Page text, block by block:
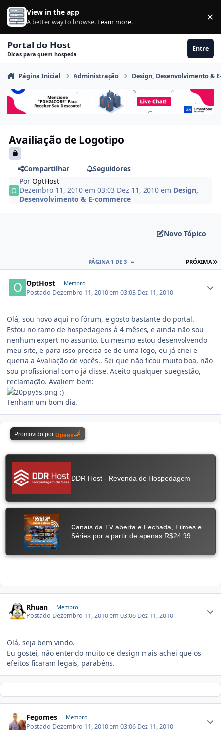
Ir para conteúdo
View in the app
A better way to browse. Learn more. ×
Portal do Host
Dicas para quem hospeda
Entre
Página Inicial Administração Design, Desenvolvimento &
Availiação de Logotipo
Compartilhar
Seguidores
PorOptHost
Dezembro 11, 2010 em 03:03 Dez 11, 2010 em Design,
Desenvolvimento & E-commerce
Novo Tópico
PRÓXIMA
PÁGINA 1 DE 3
OptHost Membro
Postado Dezembro 11, 2010 em 03:03 Dez 11, 2010
Olá, sou novo aqui no fórum, e gosto bastante do portal.
Estou no ramo de hospedagens à 4 mêses, e ainda não sou
nenhum expert no assunto. Eu mesmo estou desenvolvendo
meu site, e para isso precisa-se de uma logo, eu já criei e
queria a Avaliação de vocês.. Sei que não ficou muito boa, não
sou profissional como já disse. Aceito qualquer suegestão,
reclamação. Avaliem bem:
:)
Tenham um bom dia.
Rhuan Membro
Postado Dezembro 11, 2010 em 03:06 Dez 11, 2010
Olá, seja bem vindo.
Eu gostei, não entendo muito de design mais achei que os
efeitos ficaram legais, parabéns.
Fegomes Membro
Postado Dezembro 11, 2010 em 03:06 Dez 11, 2010